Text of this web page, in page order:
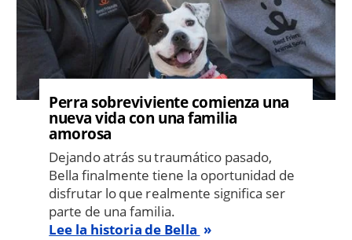
Perra sobreviviente comienza una
nueva vida con una familia
amorosa
Dejando atrás su traumático pasado,
Bella finalmente tiene la oportunidad de
disfrutar lo que realmente significa ser
parte de una familia.
Lee la historia de Bella